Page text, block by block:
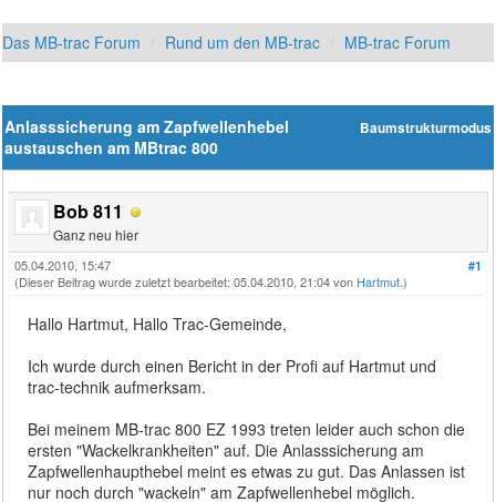
Das MB-trac Forum Rund um den MB-trac MB-trac Forum
Baumstrukturmodus
Anlasssicherung am Zapfwellenhebel
austauschen am MBtrac 800
Bob 811
Ganz neu hier
#1
05.04.2010, 15:47
(Dieser Beitrag wurde zuletzt bearbeitet: 05.04.2010, 21:04 von Hartmut.)
Hallo Hartmut, Hallo Trac-Gemeinde,
Ich wurde durch einen Bericht in der Profi auf Hartmut und
trac-technik aufmerksam.
Bei meinem MB-trac 800 EZ 1993 treten leider auch schon die
ersten "Wackelkrankheiten" auf. Die Anlasssicherung am
Zapfwellenhaupthebel meint es etwas zu gut. Das Anlassen ist
nur noch durch "wackeln" am Zapfwellenhebel möglich.